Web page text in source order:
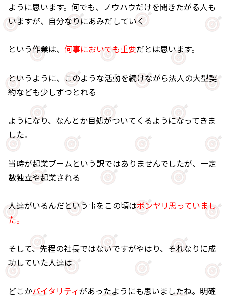
ように思います。何でも、ノウハウだけを聞きたがる人も
いますが、自分なりにあみだしていく
という作業は、 何事においても重要だとは思います。
というように、このような活動を続けながら法人の大型契
約なども少しずつとれる
ようになり、なんとか目処がついてくるようになってきま
した。
当時が起業ブームという訳ではありませんでしたが、一定
数独立や起業される
人達がいるんだという事をこの頃はボンヤリ思っていまし
た。
そして、先程の社長ではないですがやはり、それなりに成
功していた人達は
どこかバイタリティがあったようにも思いましたね。明確